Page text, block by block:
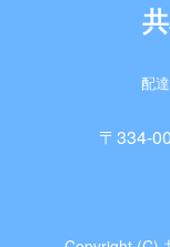
配
〒334-